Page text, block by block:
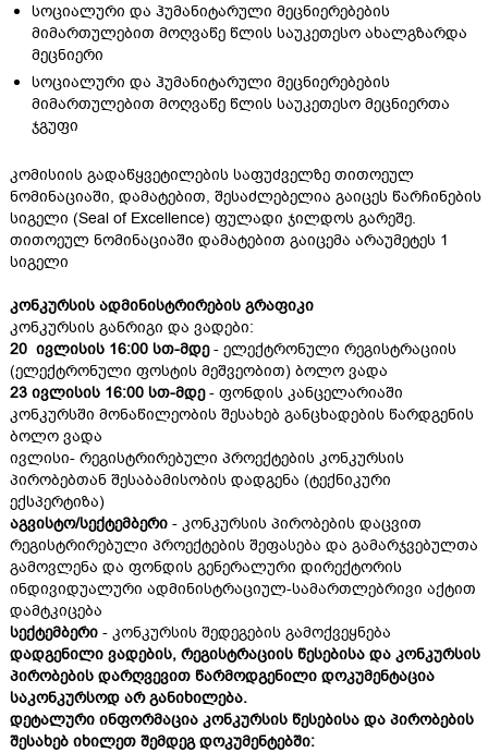
სოციალური და ჰუმანიტარული მეცნიერებების
მიმართულებით მოღვაწე წლის საუკეთესო ახალგზარდა
მეცნიერი
სოციალური და ჰუმანიტარული მეცნიერებების
მიმართულებით მოღვაწე წლის საუკეთესო მეცნიერთა
ჯგუფი
კომისიის გადაწყვეტილების საფუძველზე თითოეულ
ნომინაციაში, დამატებით, შესაძლებელია გაიცეს წარჩინების
სიგელი (Seal of Excellence) ფულადი ჯილდოს გარეშე.
თითოეულ ნომინაციაში დამატებით გაიცემა არაუმეტეს 1
სიგელი
კონკურსის ადმინისტრირების გრაფიკი
კონკურსის განრიგი და ვადები:
20 ივლისის 16:00 სთ-მდე- ელექტრონული რეგისტრაციის
(ელექტრონული ფოსტის მეშვეობით) ბოლო ვადა
23 ივლისის 16:00 სთ-მდე- ფონდის კანცელარიაში
კონკურსში მონაწილეობის შესახებ განცხადების წარდგენის
ბოლო ვადა
ივლისი- რეგისტრირებული პროექტების კონკურსის
პირობებთან შესაბამისობის დადგენა (ტექნიკური
ექსპერტიზა)
აგვისტო/სექტემბერი - კონკურსის პირობების დაცვით
რეგისტრირებული პროექტების შეფასება და გამარჯვებულთა
გამოვლენა და ფონდის გენერალური დირექტორის
ინდივიდუალური ადმინისტრაციულ-სამართლებრივი აქტით
დამტკიცება
სექტემბერი - კონკურსის შედეგების გამოქვეყნება
დადგენილი ვადების, რეგისტრაციის წესებისა და კონკურსის
პირობების დარღვევით წარმოდგენილი დოკუმენტაცია
საკონკურსოდ არ განიხილება.
დეტალური ინფორმაცია კონკურსის წესებისა და პირობების
შესახებ იხილეთ შემდეგ დოკუმენტებში: